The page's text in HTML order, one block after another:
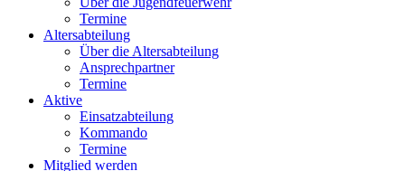
Termine
Altersabteilung
Über die Altersabteilung
Ansprechpartner
Termine
Aktive
Einsatzabteilung
Kommando
Termine
Mitglied werden